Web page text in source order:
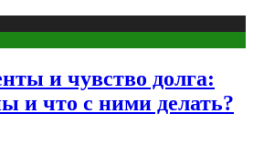
и чувство долга:
и что с ними делать?